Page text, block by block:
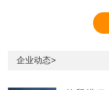
企业动态>